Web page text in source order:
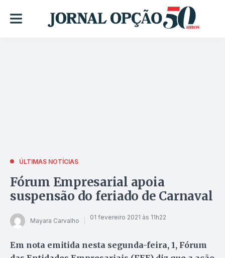
ÚLTIMAS NOTÍCIAS
Fórum Empresarial apoia
suspensão do feriado de Carnaval
Mayara Carvalho 01 fevereiro 2021 às 11h22
Em nota emitida nesta segunda-feira, 1, Fórum